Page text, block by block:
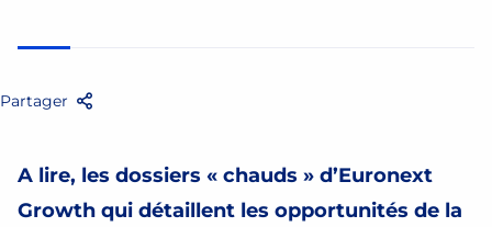
Partager
Facebook
Twitter
Email
Partager
A lire, les dossiers « chauds » d’Euronext
Growth qui détaillent les opportunités de la